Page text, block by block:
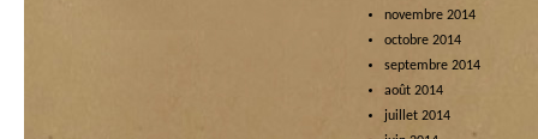
novembre 2014
octobre 2014
septembre 2014
août 2014
juillet 2014